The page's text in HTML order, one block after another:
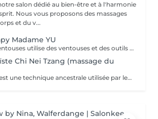
salon dédié au bien-être et à l'harmonie
Nous vous proposons des massages
et du v...
Madame YU
La thérapie par ventouses utilise des ventouses et des outils qui, par combustion, expulsent l'air de l'intérieur des ventouses, créant une pression négative qui permet aux ventouses d'adhérer aux points d'acupuncture ou à la surface de la peau où la thérapie par ventouses doit être effectuée, produisant ainsi une stimulation. Pour ce faire, à la fois en prévention et en traitement, la peau au niveau du site d'application des ventouses devient congestionnée et il y a stase sanguine Cupping therapy uses cups and tools employing combustion to expel air from inside the cups, creating negative pressure that causes the cups to adhere to acuponts or the skin surface where cupping is to be performed, thus producing stimulation,to achieve both prevention and treatment, the skin at the cupping site will become congested,and blood stasis.
Chi Nei Tzang (massage du
Le Chi Nei Tzang est une technique ancestrale utilisée par les moines taoïstes de la Chine qui signifie «travail de l'énergie des organes internes». Selon les taoïstes, chaque organe est lié à une émotion : la colère au foie, la peur aux reins. Notre ventre porte en lui les traces laissées par tous nos traumatismes et nos secrets les plus intimes. L'obstruction des organes internes bloque la libre circulation de l'énergie vitale, le Chi. Le massage agit en profondeur sur les viscères, les émotions et tous les systèmes vitaux du corps. Déroulement de la séance: Pendant le soin vous êtes allongés sur le dos : le torse et le ventre nus, le bas du ventre et les jambes sont couverts ainsi que la poitrine chez les femmes. Pendant la séance vous portez un masque sur les yeux pour pouvoir vous détendre complètement. Mais vous restez attentifs à vos sensations ! À tout moment, si quelque chose vous inquiète ou vous dérange, (certains points de l'intestin peuvent être sensibles !) n'hésitez pas me signaler. Lors de massage j'utilise de l'huile de sésame ou d'amande douce. Aux certains moments lors de soin je prononce «six sons de guérison» qui possèdent un potentiel vibratoire qui participe du nettoyage des organes. Des pressions souples et profondes, appliquées directement sur les organes ou sur des points réflexes, permettent aux énergies ou aux émotions prisonnières, de se libérer. Le massage se termine par le drainage lymphatique et l'équilibrage des pouls.